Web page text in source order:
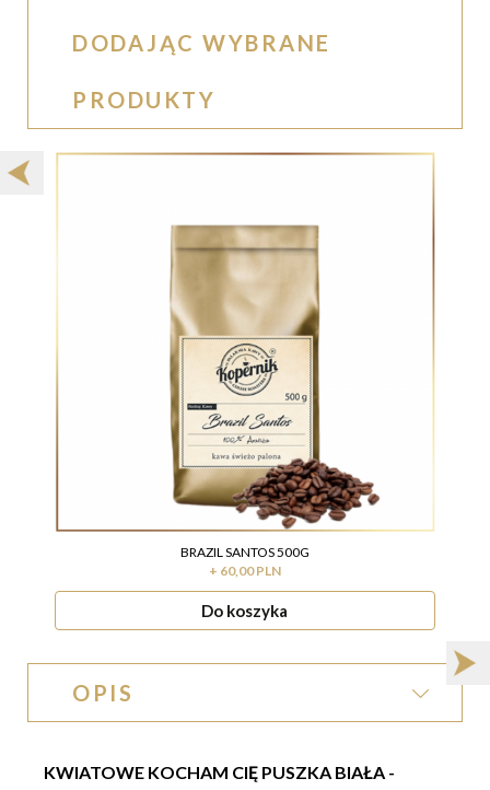
DODAJĄC WYBRANE
PRODUKTY
BRAZIL SANTOS 500G
+ 60,00 PLN
Do koszyka
OPIS
KWIATOWE KOCHAM CIĘ PUSZKA BIAŁA -